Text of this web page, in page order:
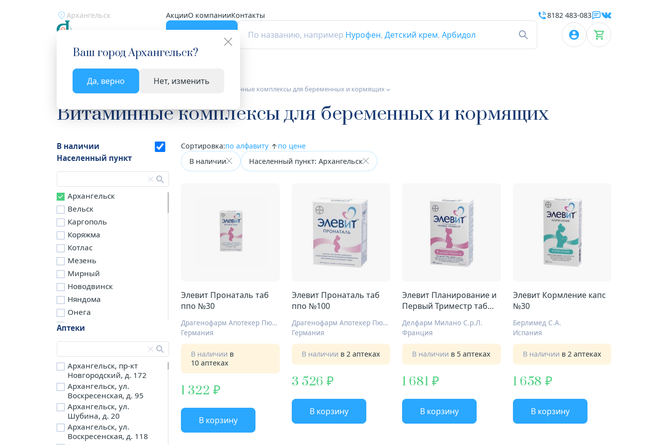
Архангельск АкцииО компанииКонтакты
По названию, например Нурофен, Детский крем, Арбидол
Ваш городАрхангельск?
Да, верно Нет, изменить
8182 483-083
Главная Каталог Витамины и минералы Витаминные комплексы для беременных и кормящих
Витаминные комплексы для беременных и кормящих
В наличии
Населенный пункт
Архангельск
Вельск
Каргополь
Коряжма
Котлас
Мезень
Мирный
Новодвинск
Няндома
Онега
Северодвинск
д. Бережная
д. Петариха
д. Согра
п. Березник
п. Боброво
п. Вычегодский
п. Двинской,
Аптеки
Архангельск, пр-кт
Новгородский, д. 172
Архангельск, ул.
Воскресенская, д. 95
Архангельск, ул.
Шубина, д. 20
Архангельск, ул.
Воскресенская, д. 118
Сортировка:по алфавиту
по цене
В наличии
Населенный пункт: Архангельск
Элевит Пронаталь таб
ппо №30
Драгенофарм Апотекер Пюшль ГмбХ
Германия
В наличии в
10 аптеках
1 322
В корзину
Элевит Пронаталь таб
ппо №100
Драгенофарм Апотекер Пюшль ГмбХ
Германия
В наличии в 2 аптеках
3 526
В корзину
Элевит Планирование и
Первый Триместр таб
Делфарм Милано С.р.Л.
Франция
В наличии в 5 аптеках
1 681
В корзину
Элевит Кормление капс
№30
Берлимед С.А.
Испания
В наличии в 2 аптеках
1 658
В корзину